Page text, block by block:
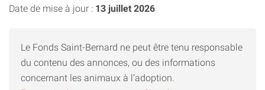
1 an et demi, dans différentes pensions, avec différentes
-Pour nous changer de lieux de vie, nous avons même dû
nous endormir.
Date de mise à jour : 13 juillet 2026
Le Fonds Saint-Bernard ne peut être tenu responsable
du contenu des annonces, ou des informations
concernant les animaux à l’adoption.